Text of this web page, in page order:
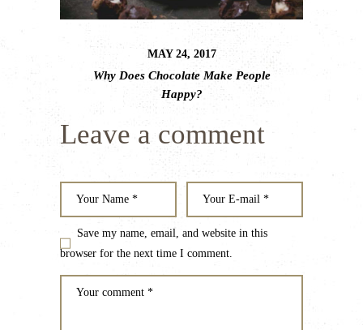
MAY 24, 2017
Why Does Chocolate Make People
Happy?
Leave a comment
Save my name, email, and website in this
browser for the next time I comment.